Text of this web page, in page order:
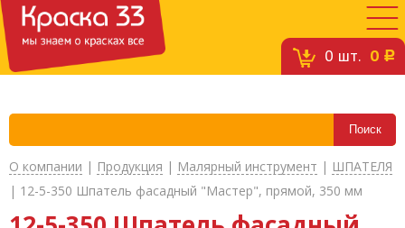
0 шт. 0 c
О компании | Продукция | Малярный инструмент | ШПАТЕЛЯ
| 12-5-350 Шпатель фасадный "Мастер", прямой, 350 мм